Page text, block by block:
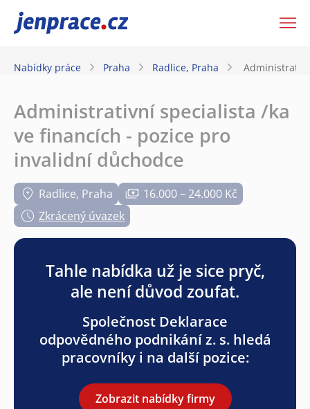
JenPráce.cz
Nabídky práce Praha Radlice, Praha
Administrativní specialista /ka
ve financích - pozice pro
invalidní důchodce
Radlice, Praha
16.000 – 24.000 Kč
Zkrácený úvazek
Tahle nabídka už je sice pryč,
ale není důvod zoufat.
Společnost Deklarace
odpovědného podnikání z. s. hledá
pracovníky i na další pozice:
Zobrazit nabídky firmy